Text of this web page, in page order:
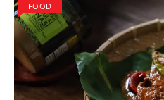
FOOD